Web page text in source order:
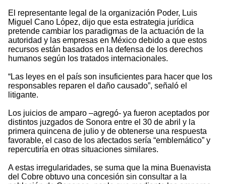
El representante legal de la organización Poder, Luis
Miguel Cano López, dijo que esta estrategia jurídica
pretende cambiar los paradigmas de la actuación de la
autoridad y las empresas en México debido a que estos
recursos están basados en la defensa de los derechos
humanos según los tratados internacionales.
“Las leyes en el país son insuficientes para hacer que los
responsables reparen el daño causado”, señaló el
litigante.
Los juicios de amparo –agregó- ya fueron aceptados por
distintos juzgados de Sonora entre el 30 de abril y la
primera quincena de julio y de obtenerse una respuesta
favorable, el caso de los afectados sería “emblemático” y
repercutiría en otras situaciones similares.
A estas irregularidades, se suma que la mina Buenavista
del Cobre obtuvo una concesión sin consultar a la